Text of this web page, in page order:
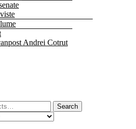
Andrei Cotrut
Search